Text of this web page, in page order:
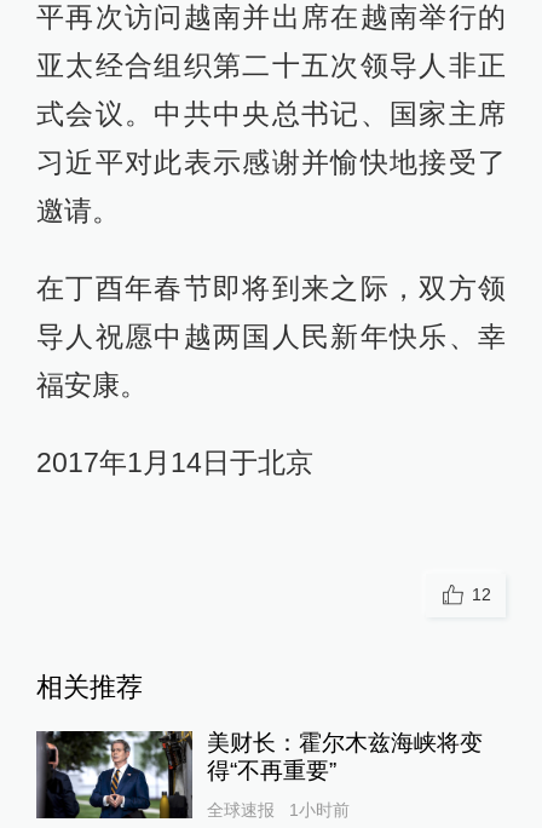
平再次访问越南并出席在越南举行的
亚太经合组织第二十五次领导人非正
式会议。中共中央总书记、国家主席
习近平对此表示感谢并愉快地接受了
邀请。
在丁酉年春节即将到来之际，双方领
导人祝愿中越两国人民新年快乐、幸
福安康。
2017年1月14日于北京
12
相关推荐
美财长：霍尔木兹海峡将变
得“不再重要”
全球速报 1小时前